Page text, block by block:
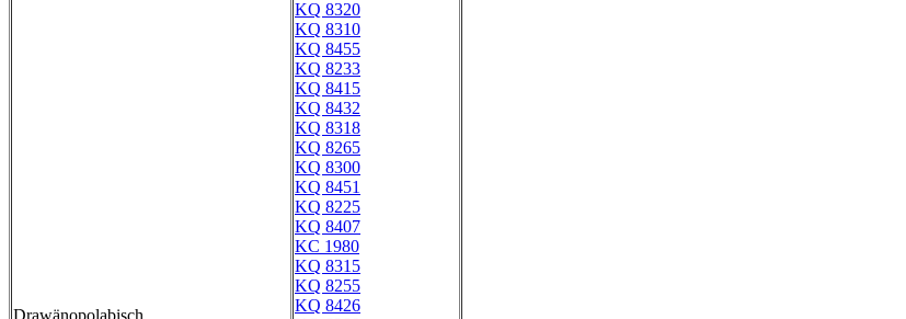
Drawänopolabisch
KQ 8320
KQ 8310
KQ 8455
KQ 8233
KQ 8415
KQ 8432
KQ 8318
KQ 8265
KQ 8300
KQ 8451
KQ 8225
KQ 8407
KC 1980
KQ 8315
KQ 8255
KQ 8426